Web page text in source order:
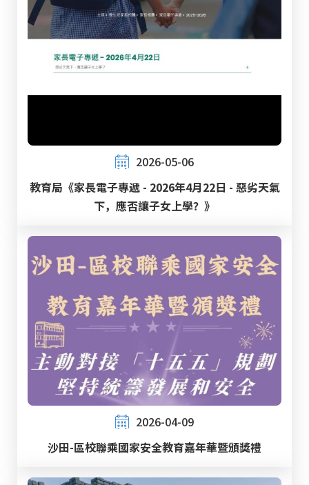
2026-05-06
教育局《家長電子專遞 - 2026年4月22日 - 惡劣天氣
下，應否讓子女上學？》
2026-04-09
沙田-區校聯乘國家安全教育嘉年華暨頒獎禮